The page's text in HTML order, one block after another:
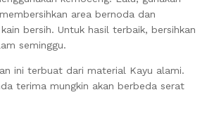
area bernoda dan
bersih. Untuk hasil terbaik, bersihkan
seminggu.
ini terbuat dari material Kayu alami.
terima mungkin akan berbeda serat